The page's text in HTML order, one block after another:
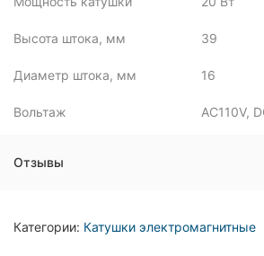
Высота штока, мм 39
Диаметр штока, мм 16
Вольтаж AC110V,
Отзывы
Категории: Катушки электромагнитные